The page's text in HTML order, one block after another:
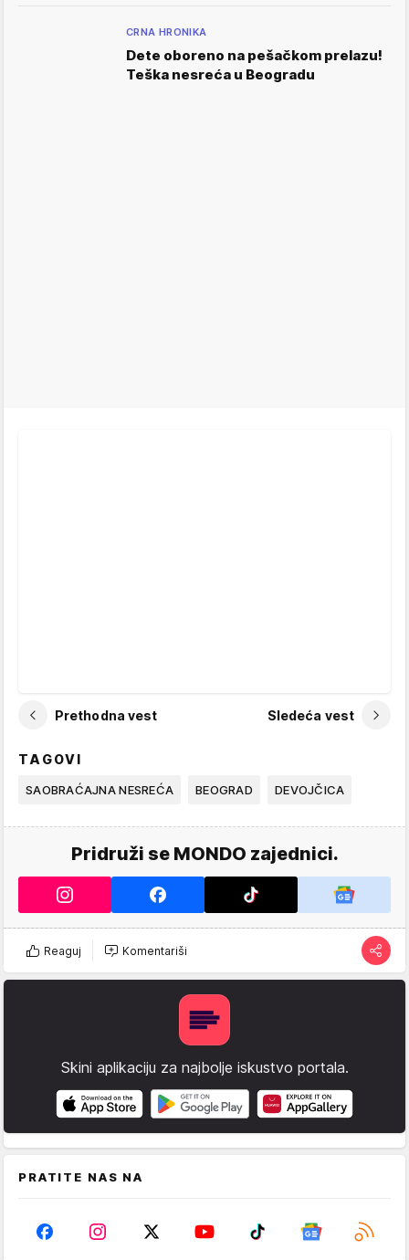
CRNA HRONIKA
Dete oboreno na pešačkom prelazu!
Teška nesreća u Beogradu
Prethodna vest Sledeća vest
TAGOVI
SAOBRAĆAJNA NESREĆA BEOGRAD DEVOJČICA
Pridruži se MONDO zajednici.
Reaguj Komentariši
Skini aplikaciju za najbolje iskustvo portala.
PRATITE NAS NA